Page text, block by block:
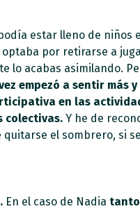
estar lleno de niños
por retirarse a
lo acabas asimilando.
empezó a sentir más
en las
colectivas. Y he de
el sombrero, si
En el caso de Nadia